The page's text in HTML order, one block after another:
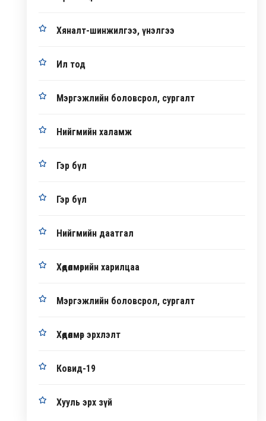
Хяналт-шинжилгээ, үнэлгээ
Ил тод
Мэргэжлийн боловсрол, сургалт
Нийгмийн халамж
Гэр бүл
Гэр бүл
Нийгмийн даатгал
Хөдөлмөрийн харилцаа
Мэргэжлийн боловсрол, сургалт
Хөдөлмөр эрхлэлт
Ковид-19
Хууль эрх зүй